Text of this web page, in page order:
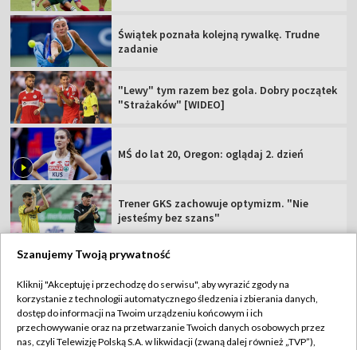
Świątek poznała kolejną rywalkę. Trudne
zadanie
"Lewy" tym razem bez gola. Dobry początek
"Strażaków" [WIDEO]
MŚ do lat 20, Oregon: oglądaj 2. dzień
Trener GKS zachowuje optymizm. "Nie
jesteśmy bez szans"
TVP
Abonament TVP
Regulamin TVP
Szanujemy Twoją prywatność
Kliknij "Akceptuję i przechodzę do serwisu", aby wyrazić zgody na
korzystanie z technologii automatycznego śledzenia i zbierania danych,
dostęp do informacji na Twoim urządzeniu końcowym i ich
przechowywanie oraz na przetwarzanie Twoich danych osobowych przez
nas, czyli Telewizję Polską S.A. w likwidacji (zwaną dalej również „TVP”),